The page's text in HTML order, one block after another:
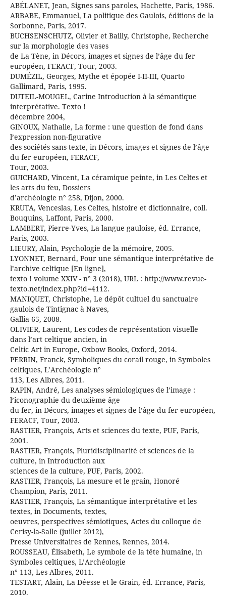
ABÉLANET, Jean, Signes sans paroles, Hachette, Paris, 1986.
ARBABE, Emmanuel, La politique des Gaulois, éditions de la
Sorbonne, Paris, 2017.
BUCHSENSCHUTZ, Olivier et Bailly, Christophe, Recherche
sur la morphologie des vases
de La Tène, in Décors, images et signes de l’âge du fer
européen, FERACF, Tour, 2003.
DUMÉZIL, Georges, Mythe et épopée I-II-III, Quarto
Gallimard, Paris, 1995.
DUTEIL-MOUGEL, Carine Introduction à la sémantique
interprétative. Texto !
décembre 2004,
GINOUX, Nathalie, La forme : une question de fond dans
l’expression non-figurative
des sociétés sans texte, in Décors, images et signes de l’âge
du fer européen, FERACF,
Tour, 2003.
GUICHARD, Vincent, La céramique peinte, in Les Celtes et
les arts du feu, Dossiers
d’archéologie n° 258, Dijon, 2000.
KRUTA, Venceslas, Les Celtes, histoire et dictionnaire, coll.
Bouquins, Laffont, Paris, 2000.
LAMBERT, Pierre-Yves, La langue gauloise, éd. Errance,
Paris, 2003.
LIEURY, Alain, Psychologie de la mémoire, 2005.
LYONNET, Bernard, Pour une sémantique interprétative de
l’archive celtique [En ligne],
texto ! volume XXIV - n° 3 (2018), URL : http://www.revue-
texto.net/index.php?id=4112.
MANIQUET, Christophe, Le dépôt cultuel du sanctuaire
gaulois de Tintignac à Naves,
Gallia 65, 2008.
OLIVIER, Laurent, Les codes de représentation visuelle
dans l’art celtique ancien, in
Celtic Art in Europe, Oxbow Books, Oxford, 2014.
PERRIN, Franck, Symboliques du corail rouge, in Symboles
celtiques, L’Archéologie n°
113, Les Albres, 2011.
RAPIN, André, Les analyses sémiologiques de l’image :
l’iconographie du deuxième âge
du fer, in Décors, images et signes de l’âge du fer européen,
FERACF, Tour, 2003.
RASTIER, François, Arts et sciences du texte, PUF, Paris,
2001.
RASTIER, François, Pluridisciplinarité et sciences de la
culture, in Introduction aux
sciences de la culture, PUF, Paris, 2002.
RASTIER, François, La mesure et le grain, Honoré
Champion, Paris, 2011.
RASTIER, François, La sémantique interprétative et les
textes, in Documents, textes,
oeuvres, perspectives sémiotiques, Actes du colloque de
Cerisy-la-Salle (juillet 2012),
Presse Universitaires de Rennes, Rennes, 2014.
ROUSSEAU, Élisabeth, Le symbole de la tête humaine, in
Symboles celtiques, L’Archéologie
n° 113, Les Albres, 2011.
TESTART, Alain, La Déesse et le Grain, éd. Errance, Paris,
2010.